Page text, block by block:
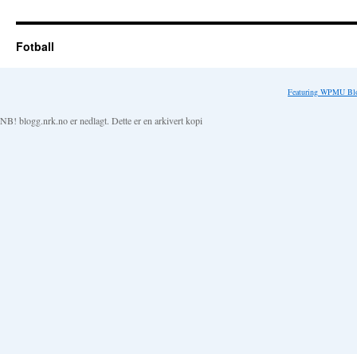
Fotball
Featuring WPMU
NB! blogg.nrk.no er nedlagt. Dette er en arkivert kopi